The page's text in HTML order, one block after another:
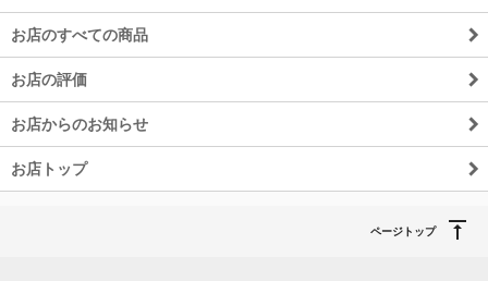
お店のすべての商品
お店の評価
お店からのお知らせ
お店トップ
ページトップ